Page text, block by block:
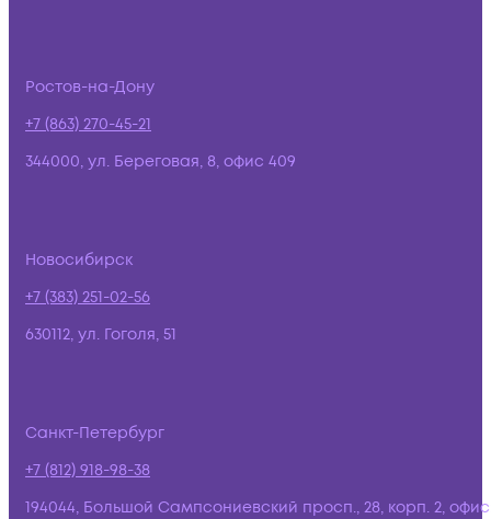
Ростов-на-Дону
+7 (863) 270-45-21
344000, ул. Береговая, 8, офис 409
Новосибирск
+7 (383) 251-02-56
630112, ул. Гоголя, 51
Санкт-Петербург
+7 (812) 918-98-38
194044, Большой Сампсониевский просп., 28, корп. 2,